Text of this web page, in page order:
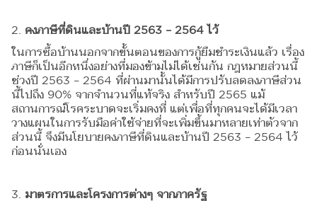
2. คงภาษีที่ดินและบ้านปี 2563 – 2564 ไว้
ในการซื้อบ้านนอกจากขั้นตอนของการกู้ยืมชำระเงินแล้ว เรื่อง
ภาษีก็เป็นอีกหนึ่งอย่างที่มองข้ามไม่ได้เช่นกัน กฎหมายส่วนนี้
ช่วงปี 2563 – 2564 ที่ผ่านมานั้นได้มีการปรับลดลงภาษีส่วน
นี้ไปถึง 90% จากจำนวนที่แท้จริง สำหรับปี 2565 แม้
สถานการณ์โรคระบาดจะเริ่มคงที่ แต่เพื่อที่ทุกคนจะได้มีเวลา
วางแผนในการรับมือค่าใช้จ่ายที่จะเพิ่มขึ้นมาหลายเท่าตัวจาก
ส่วนนี้ จึงมีนโยบายคงภาษีที่ดินและบ้านปี 2563 – 2564 ไว้
ก่อนนั่นเอง
3. มาตรการและโครงการต่างๆ จากภาครัฐ